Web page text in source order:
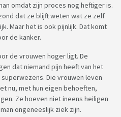
omdat zijn proces nog heftiger is.
dat ze blijft weten wat ze zelf
Maar het is ook pijnlijk. Dat komt
de kanker.
de vrouwen hoger ligt. De
dat niemand pijn heeft van het
Die vrouwen leven
nu, met hun eigen behoeften,
Ze hoeven niet ineens heiligen
ongeneeslijk ziek zijn.